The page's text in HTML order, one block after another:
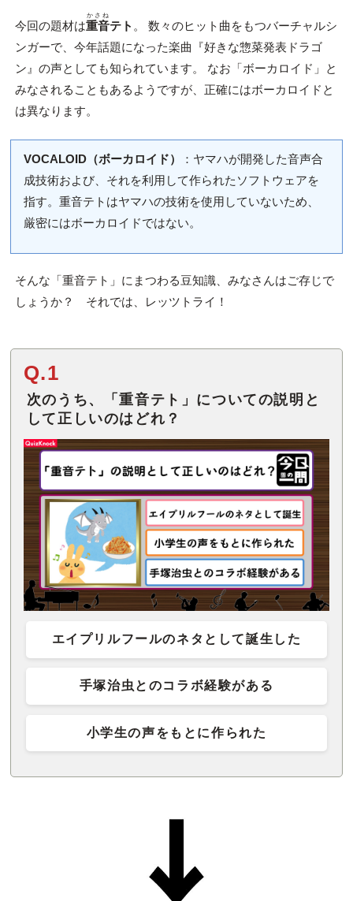
今回の題材は重音
かさね
テト 。 数々のヒット曲をもつバーチャルシ
ンガーで、今年話題になった楽曲『好きな惣菜発表ドラゴ
ン』の声としても知られています。 なお「ボーカロイド」と
みなされることもあるようですが、正確にはボーカロイドと
は異なります。
VOCALOID（ボーカロイド）
：ヤマハが開発した音声合
成技術および、それを利用して作られたソフトウェアを
指す。重音テトはヤマハの技術を使用していないため、
厳密にはボーカロイドではない。
そんな「重音テト」にまつわる豆知識、みなさんはご存じで
しょうか？ それでは、レッツトライ！
Q.1
次のうち、「重音テト」についての説明と
して正しいのはどれ？
エイプリルフールのネタとして誕生した
手塚治虫とのコラボ経験がある
小学生の声をもとに作られた